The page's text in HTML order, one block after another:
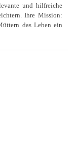
und hilfreiche
Ihre Mission:
das Leben ein